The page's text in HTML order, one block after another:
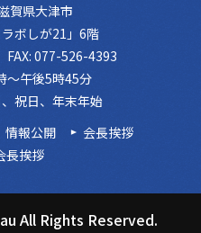
賀県大津市
ボしが21」6階
077-526-4393
～午後5時45分
祝日、年末年始
情報公開
会長挨拶
長挨拶
All Rights Reserved.